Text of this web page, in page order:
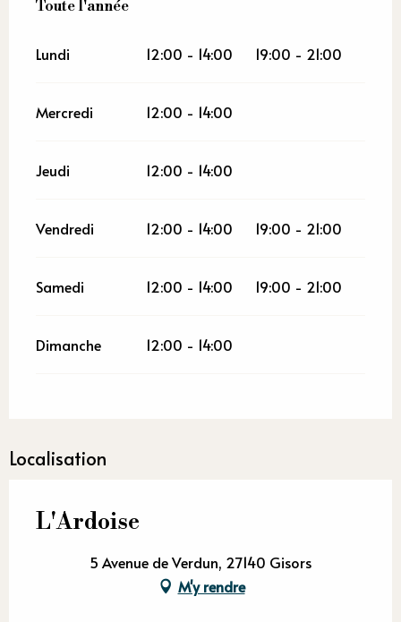
Toute l'année
Toute l'année
Lundi 12:00 - 14:00 19:00 - 21:00
Mercredi 12:00 - 14:00
Jeudi 12:00 - 14:00
Vendredi 12:00 - 14:00 19:00 - 21:00
Samedi 12:00 - 14:00 19:00 - 21:00
Dimanche 12:00 - 14:00
Localisation
L'Ardoise
5 Avenue de Verdun, 27140 Gisors
M'y rendre